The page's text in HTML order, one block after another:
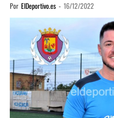
Por ElDeportivo.es - 16/12/2022